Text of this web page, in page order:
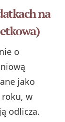
na
o
jako
roku, w
odlicza.